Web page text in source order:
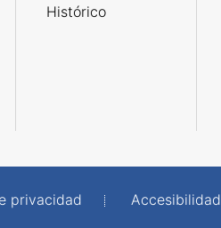
Histórico
privacidad Accesibilidad